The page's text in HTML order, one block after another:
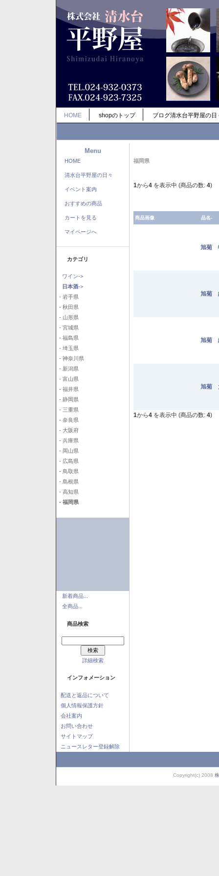
HOME shopのトップ ブログ清水台平野屋の日
Menu
HOME
清水台平野屋の日々
イベント案内
おすすめの商品
カートを見る
マイページへ
カテゴリ
ワイン->
日本酒->
- 岩手県
- 秋田県
- 山形県
- 宮城県
- 福島県
- 埼玉県
- 神奈川県
- 新潟県
- 富山県
- 福井県
- 静岡県
- 三重県
- 奈良県
- 大阪府
- 兵庫県
- 岡山県
- 広島県
- 鳥取県
- 島根県
- 高知県
- 福岡県
新着商品...
全商品...
商品検索
詳細検索
インフォメーション
配送と返品について
個人情報保護方針
会社案内
お問い合わせ
サイトマップ
ニュースレター登録解除
福岡県
1から4 を表示中 (商品の数: 4)
商品画像 品名-
旭菊
旭菊
旭菊
旭菊
1から4 を表示中 (商品の数: 4)
Copyright(c) 2008